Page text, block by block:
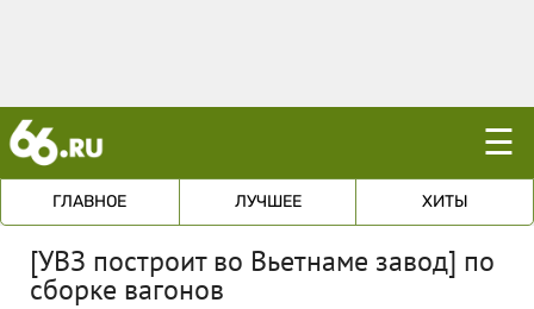
☰
ГЛАВНОЕ ЛУЧШЕЕ ХИТЫ
[УВЗ построит во Вьетнаме завод] по
сборке вагонов